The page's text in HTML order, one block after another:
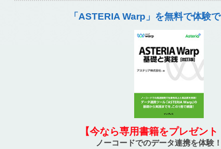
「ASTERIA Warp」を無料で体験
【今なら専用書籍をプレゼン
ノーコードでのデータ連携を体験